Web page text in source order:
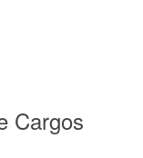
Cargos